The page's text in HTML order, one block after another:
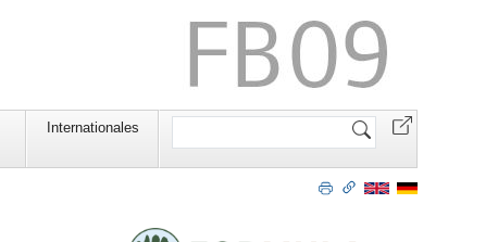
Internationales
Website